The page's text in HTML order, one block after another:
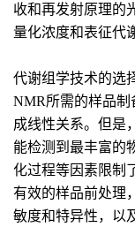
收和再发射原理的
量化浓度和表征代
代谢组学技术的选
NMR所需的样品
成线性关系。但是
能检测到最丰富的
化过程等因素限制
有效的样品前处理
敏度和特异性，以